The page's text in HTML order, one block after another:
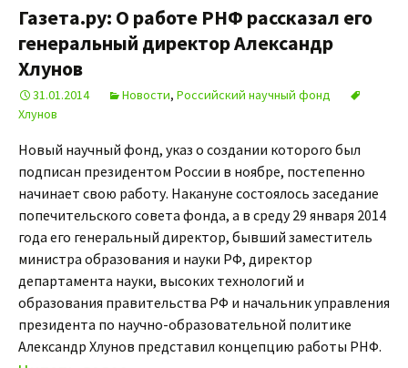
Газета.ру: О работе РНФ рассказал его
генеральный директор Александр
Хлунов
31.01.2014 Новости, Российский научный фонд
Хлунов
Новый научный фонд, указ о создании которого был
подписан президентом России в ноябре, постепенно
начинает свою работу. Накануне состоялось заседание
попечительского совета фонда, а в среду 29 января 2014
года его генеральный директор, бывший заместитель
министра образования и науки РФ, директор
департамента науки, высоких технологий и
образования правительства РФ и начальник управления
президента по научно-образовательной политике
Александр Хлунов представил концепцию работы РНФ.